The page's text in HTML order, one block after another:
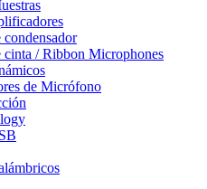
/ Ribbon Microphones
de Micrófono